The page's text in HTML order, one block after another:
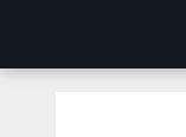
treści